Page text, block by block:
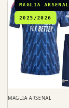
MAGLIA ARSENAL
2025/2026
MAGLIA ARSENAL